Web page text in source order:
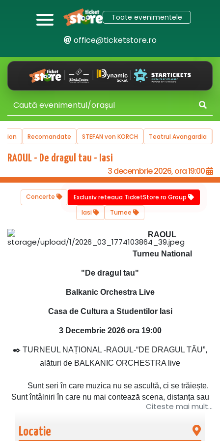
Toate evenimentele
office@ticketstore.ro
Recomandate STEFAN von KORCH Teatrul Avangardia
RAOUL - De dragul tau - Iasi
3 decembrie 2026, ora 19:00
Concerte
Exclusiv reteaua TicketStore.ro Group
Iasi
Turnee
RAOUL
Turneu National
"De dragul tau"
Balkanic Orchestra Live
Casa de Cultura a Studentilor Iasi
3 Decembrie 2026 ora 19:00
✒️ TURNEUL NAȚIONAL -RAOUL-“DE DRAGUL TĂU”,
alături de BALKANIC ORCHESTRA live
Sunt seri în care muzica nu se ascultă, ci se trăiește.
Sunt întâlniri în care nu mai contează scena, distanța sau
luminile, ci doar ceea ce se întâmplă între oameni. Acolo
nu este doar un nume, este felul în care Raoul a ales să se
Citeste mai mult...
Locatie